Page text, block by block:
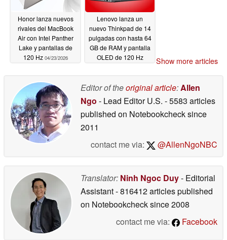
Honor lanza nuevos
rivales del MacBook
Air con Intel Panther
Lake y pantallas de
120 Hz 04/23/2026
Lenovo lanza un
nuevo Thinkpad de 14
pulgadas con hasta 64
GB de RAM y pantalla
OLED de 120 Hz
Show more articles
Editor of theoriginal article:Allen
Ngo - Lead Editor U.S. - 5583 articles
published on Notebookchecksince
2011
contact me via:
@AllenNgoNBC
Translator: Ninh Ngoc Duy- Editorial
Assistant- 816412 articles published
on Notebookchecksince 2008
contact me via:
Facebook